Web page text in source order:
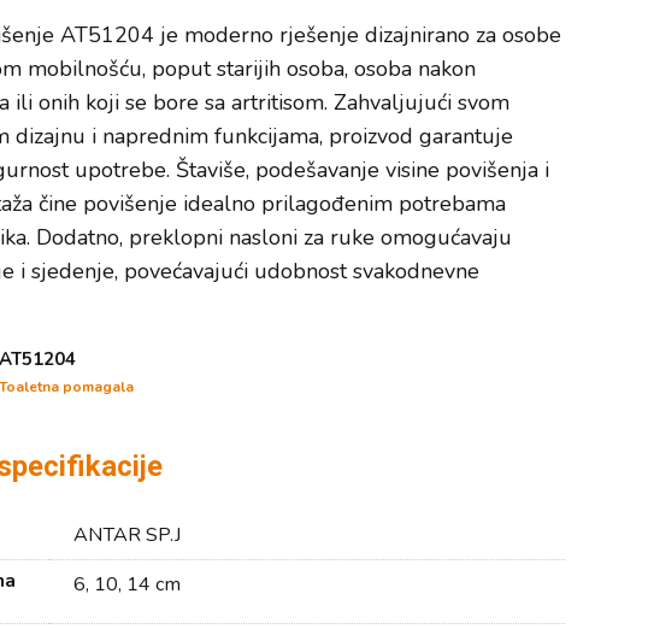
AT51204 je moderno rješenje dizajnirano za osobe
mobilnošću, poput starijih osoba, osoba nakon
ili onih koji se bore sa artritisom. Zahvaljujući svom
dizajnu i naprednim funkcijama, proizvod garantuje
upotrebe. Štaviše, podešavanje visine povišenja i
čine povišenje idealno prilagođenim potrebama
Dodatno, preklopni nasloni za ruke omogućavaju
i sjedenje, povećavajući udobnost svakodnevne
AT51204
Toaletna pomagala
ANTAR SP.J
6, 10, 14 cm